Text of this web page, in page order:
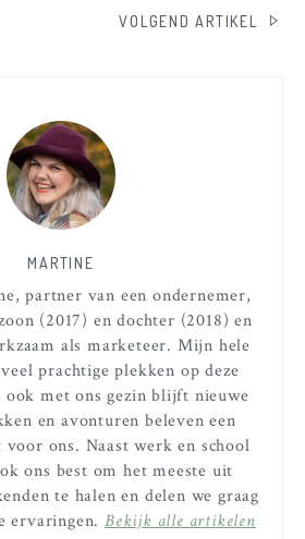
VOLGEND ARTIKEL
MARTINE
partner van een ondernemer,
(2017) en dochter (2018) en
als marketeer. Mijn hele
prachtige plekken op deze
ook met ons gezin blijft nieuwe
en avonturen beleven een
voor ons. Naast werk en school
ons best om het meeste uit
te halen en delen we graag
ervaringen.Bekijk alle artikelen